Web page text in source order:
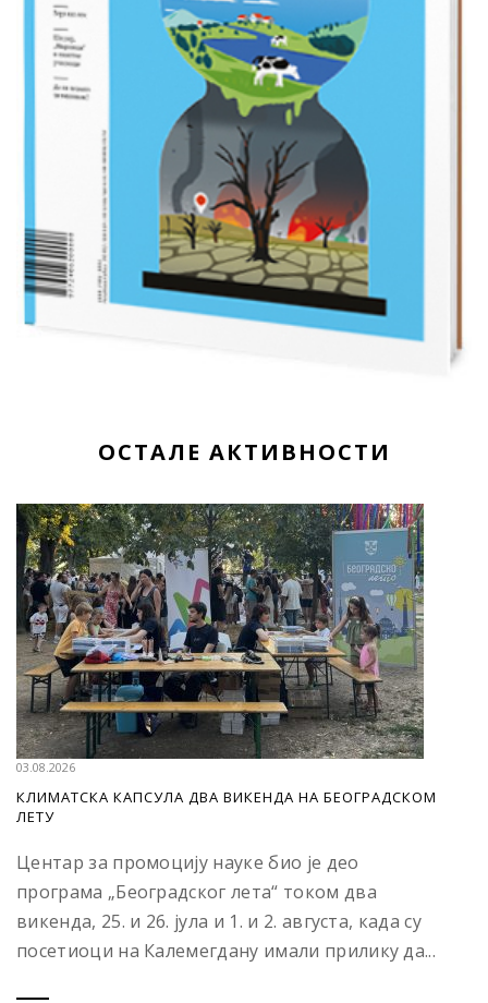
ОСТАЛЕ АКТИВНОСТИ
03.08.2026
КЛИМАТСКА КАПСУЛА ДВА ВИКЕНДА НА БЕОГРАДСКОМ
ЛЕТУ
Центар за промоцију науке био је део
програма „Београдског лета“ током два
викенда, 25. и 26. јула и 1. и 2. августа, када су
посетиоци на Калемегдану имали прилику да...